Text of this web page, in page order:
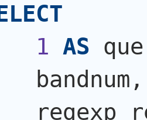
1 AS
bandnum,